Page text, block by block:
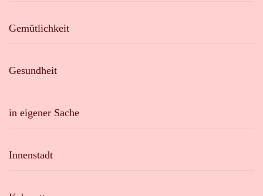
Gemütlichkeit
Gesundheit
in eigener Sache
Innenstadt